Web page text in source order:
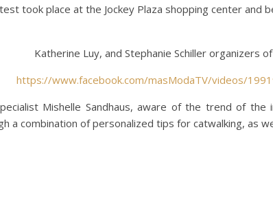
took place at the Jockey Plaza shopping center and
Katherine Luy, and Stephanie Schiller organizers
https://www.facebook.com/masModaTV/videos/
Mishelle Sandhaus, aware of the trend of
a combination of personalized tips for catwalking, as